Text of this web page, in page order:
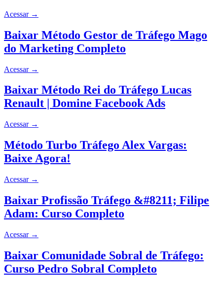
Acessar →
Baixar Método Gestor de Tráfego Mago
do Marketing Completo
Acessar →
Baixar Método Rei do Tráfego Lucas
Renault | Domine Facebook Ads
Acessar →
Método Turbo Tráfego Alex Vargas:
Baixe Agora!
Acessar →
Baixar Profissão Tráfego &#8211; Filipe
Adam: Curso Completo
Acessar →
Baixar Comunidade Sobral de Tráfego:
Curso Pedro Sobral Completo